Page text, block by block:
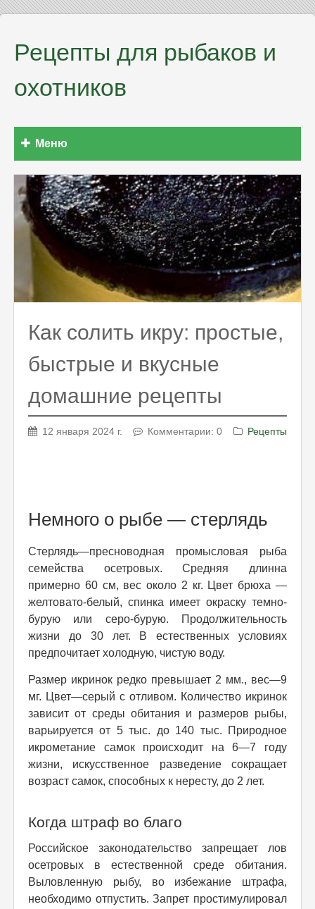
Рецепты для рыбаков и
охотников
Меню
Как солить икру: простые,
быстрые и вкусные
домашние рецепты
12 января 2024 г. Комментарии: 0 Рецепты
Немного о рыбе — стерлядь
Стерлядь—пресноводная промысловая рыба
семейства осетровых. Средняя длинна
примерно 60 см, вес около 2 кг. Цвет брюха —
желтовато-белый, спинка имеет окраску темно-
бурую или серо-бурую. Продолжительность
жизни до 30 лет. В естественных условиях
предпочитает холодную, чистую воду.
Размер икринок редко превышает 2 мм., вес—9
мг. Цвет—серый с отливом. Количество икринок
зависит от среды обитания и размеров рыбы,
варьируется от 5 тыс. до 140 тыс. Природное
икрометание самок происходит на 6—7 году
жизни, искусственное разведение сокращает
возраст самок, способных к нересту, до 2 лет.
Когда штраф во благо
Российское законодательство запрещает лов
осетровых в естественной среде обитания.
Выловленную рыбу, во избежание штрафа,
необходимо отпустить. Запрет простимулировал